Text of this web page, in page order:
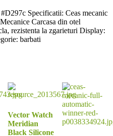
Specificatii: Ceas mecanic
Carcasa din otel
rezistenta la zgarieturi Display:
barbati
Vector Watch
Meridian
Black Silicone